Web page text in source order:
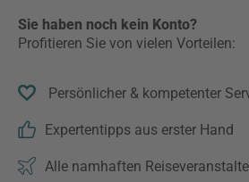
Sie haben noch kein Konto?
Profitieren Sie von vielen Vorteilen:
Persönlicher & kompetenter
Expertentipps aus erster Hand
Alle namhaften